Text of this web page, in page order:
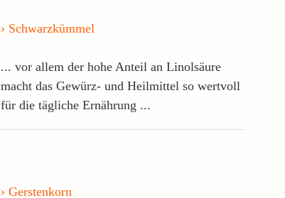
Schwarzkümmel
... vor allem der hohe Anteil an Linolsäure
macht das Gewürz- und Heilmittel so wertvoll
für die tägliche Ernährung ...
Gerstenkorn